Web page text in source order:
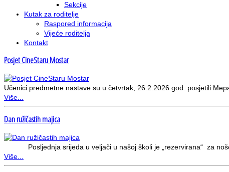
Sekcije
Kutak za roditelje
Raspored informacija
Vijeće roditelja
Kontakt
Posjet CineStaru Mostar
Učenici predmetne nastave su u četvrtak, 26.2.2026.god. posjetili
Više...
Dan ružičastih majica
Posljednja srijeda u veljači u našoj školi je „rezervirana“ za
Više...